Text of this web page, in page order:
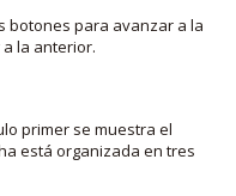
botones para avanzar a la
la anterior.
primer se muestra el
está organizada en tres